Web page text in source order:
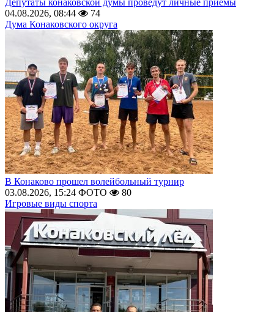
Депутаты конаковской думы проведут личные приемы
04.08.2026, 08:44
74
Дума Конаковского округа
В Конаково прошел волейбольный турнир
03.08.2026, 15:24 ФОТО
80
Игровые виды спорта